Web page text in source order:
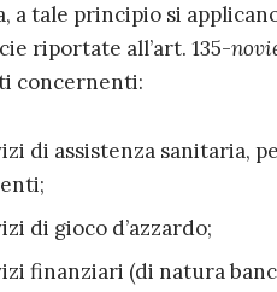
a tale principio si
riportate all’art. 135-
concernenti:
di assistenza sanitaria,
di gioco d’azzardo;
finanziari (di natura